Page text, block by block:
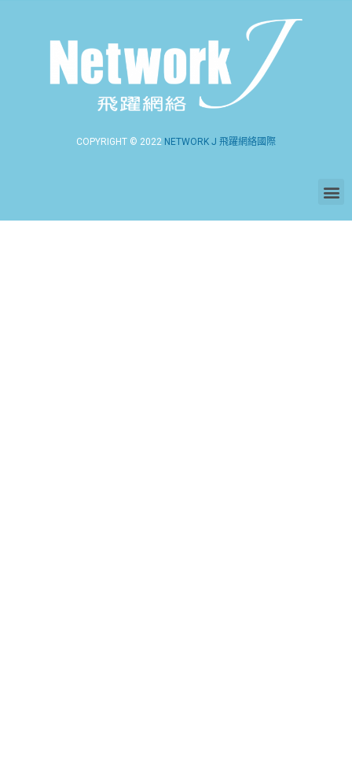
COPYRIGHT © 2022 NETWORK J 飛躍網絡國際